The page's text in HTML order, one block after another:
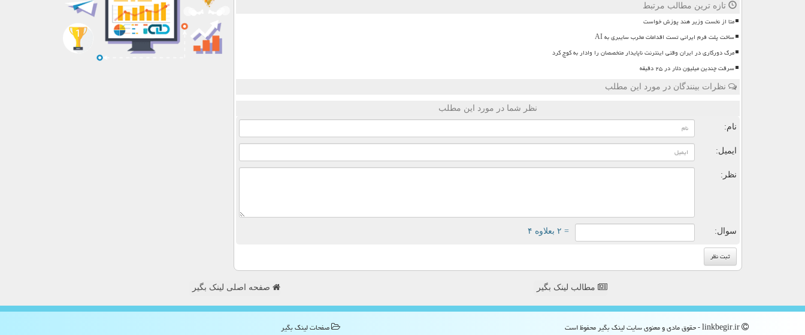
تازه ترین مطالب مرتبط
متا از نخست وزیر هند پوزش خواست
ساخت پلت فرم ایرانی تست اقدامات مخرب سایبری به AI
مرگ دورکاری در ایران وقتی اینترنت ناپایدار متخصصان را وادار به کوچ کرد
سرقت چندین میلیون دلار در ۲۵ دقیقه
نظرات بینندگان در مورد این مطلب
نظر شما در مورد این مطلب
نام:
ایمیل:
نظر:
سوال: = ۲ بعلاوه ۴
مطالب لینک بگیر صفحه اصلی لینک بگیر
صفحات لینك بگیر